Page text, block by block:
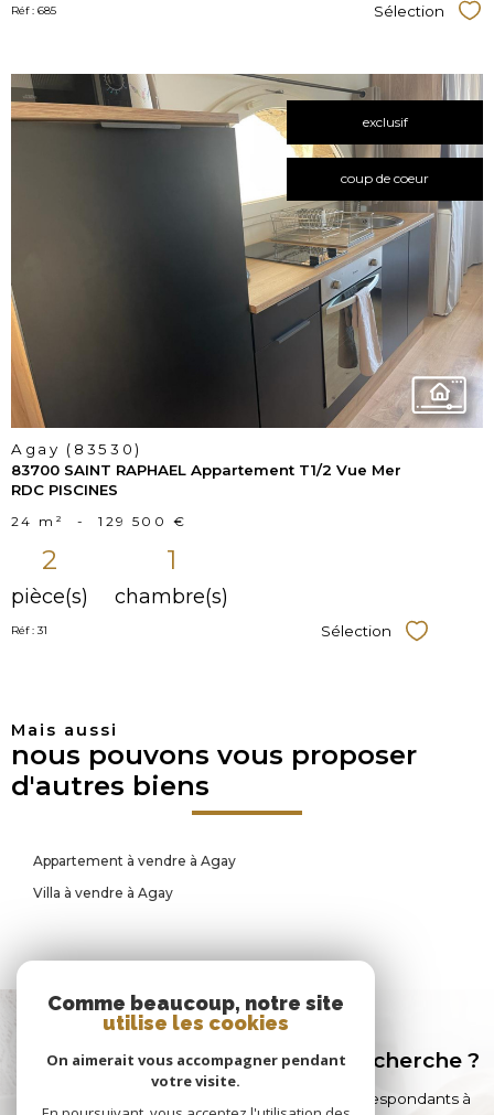
Réf : 685 Sélection
exclusif
coup de coeur
voir le
bien
Agay (83530)
83700 SAINT RAPHAEL Appartement T1/2 Vue Mer
RDC PISCINES
24 m² - 129 500 €
2
pièce(s)
1
chambre(s)
Réf : 31 Sélection Sélectionner
Mais aussi
nous pouvons vous proposer
d'autres biens
Appartement à vendre à Agay
Villa à vendre à Agay
le bien correspondant à votre recherche ?
Créer une alerte email et recevez les biens correspondants à
Comme beaucoup, notre site
utilise les cookies
On aimerait vous accompagner pendant
votre visite.